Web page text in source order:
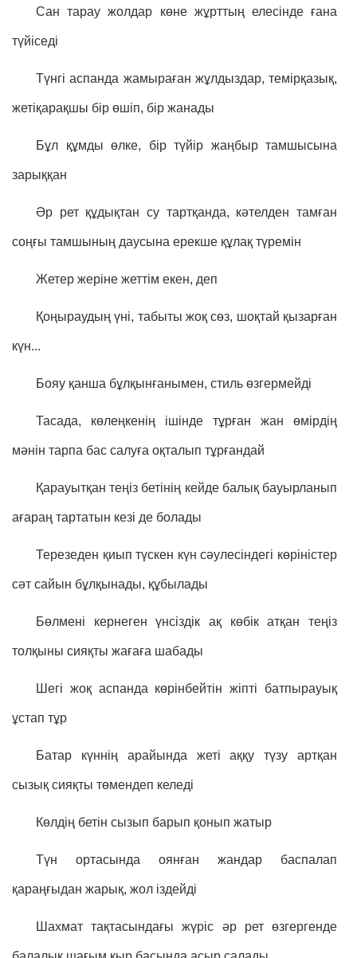
Сан тарау жолдар көне жұрттың елесінде ғана
түйіседі
Түнгі аспанда жамыраған жұлдыздар, темірқазық,
жетіқарақшы бір өшіп, бір жанады
Бұл құмды өлке, бір түйір жаңбыр тамшысына
зарыққан
Әр рет құдықтан су тартқанда, кәтелден тамған
соңғы тамшының даусына ерекше құлақ түремін
Жетер жеріне жеттім екен, деп
Қоңыраудың үні, табыты жоқ сөз, шоқтай қызарған
күн...
Бояу қанша бұлқынғанымен, стиль өзгермейді
Тасада, көлеңкенің ішінде тұрған жан өмірдің
мәнін тарпа бас салуға оқталып тұрғандай
Қарауытқан теңіз бетінің кейде балық бауырланып
ағараң тартатын кезі де болады
Терезеден қиып түскен күн сәулесіндегі көріністер
сәт сайын бұлқынады, құбылады
Бөлмені кернеген үнсіздік ақ көбік атқан теңіз
толқыны сияқты жағаға шабады
Шегі жоқ аспанда көрінбейтін жіпті батпырауық
ұстап тұр
Батар күннің арайында жеті аққу түзу артқан
сызық сияқты төмендеп келеді
Көлдің бетін сызып барып қонып жатыр
Түн ортасында оянған жандар баспалап
қараңғыдан жарық, жол іздейді
Шахмат тақтасындағы жүріс әр рет өзгергенде